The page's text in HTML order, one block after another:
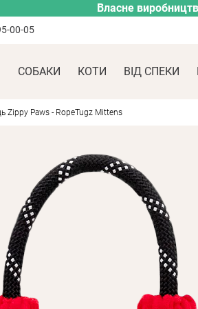
Власне
00-05
СОБАКИ КОТИ ВІД СПЕКИ
Zippy Paws - RopeTugz Mittens